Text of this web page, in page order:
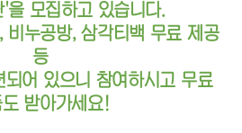
'을 모집하고 있습니다.
비누공방, 삼각티백 무료 제공
등
되어 있으니 참여하시고 무료
도 받아가세요!